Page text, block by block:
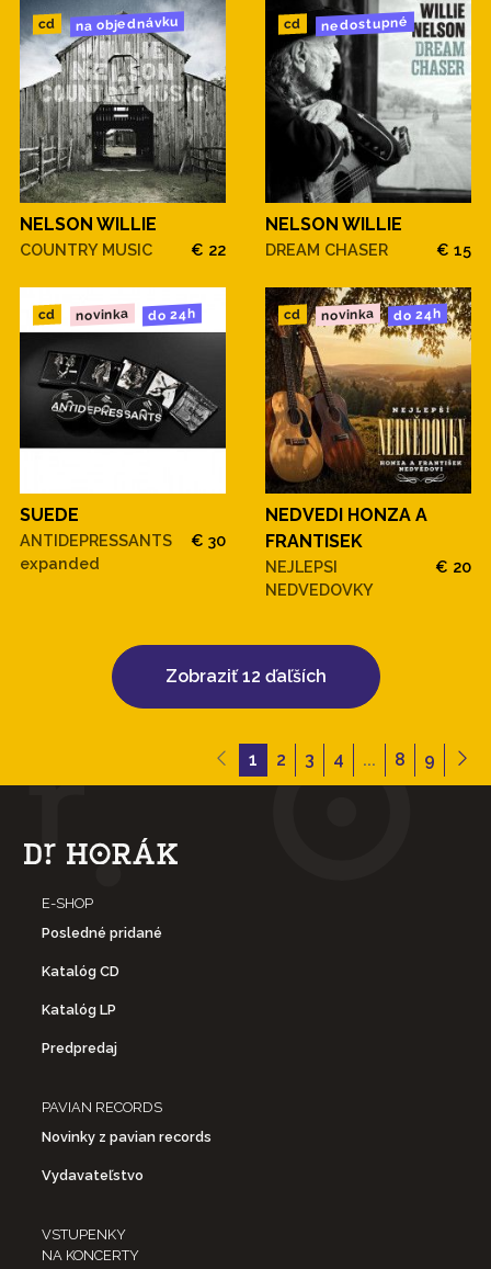
cd na objednávku
NELSON WILLIE
COUNTRY MUSIC € 22
cd nedostupné
NELSON WILLIE
DREAM CHASER € 15
cd novinka do 24h
SUEDE
ANTIDEPRESSANTS
expanded
€ 30
cd novinka do 24h
NEDVEDI HONZA A
FRANTISEK
NEJLEPSI
NEDVEDOVKY
€ 20
Zobraziť 12 ďaľších
1 2 3 4 ... 8 9
E-SHOP
Posledné pridané
Katalóg CD
Katalóg LP
Predpredaj
PAVIAN RECORDS
Novinky z pavian records
Vydavateľstvo
VSTUPENKY
NA KONCERTY